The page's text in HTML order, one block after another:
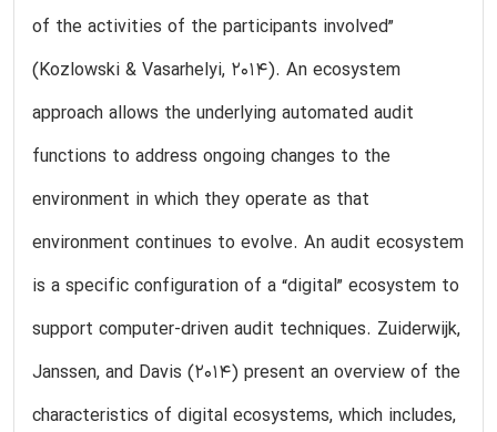
of the activities of the participants involved”
(Kozlowski & Vasarhelyi, 2014). An ecosystem
approach allows the underlying automated audit
functions to address ongoing changes to the
environment in which they operate as that
environment continues to evolve. An audit ecosystem
is a specific configuration of a “digital” ecosystem to
support computer-driven audit techniques. Zuiderwijk,
Janssen, and Davis (2014) present an overview of the
characteristics of digital ecosystems, which includes,